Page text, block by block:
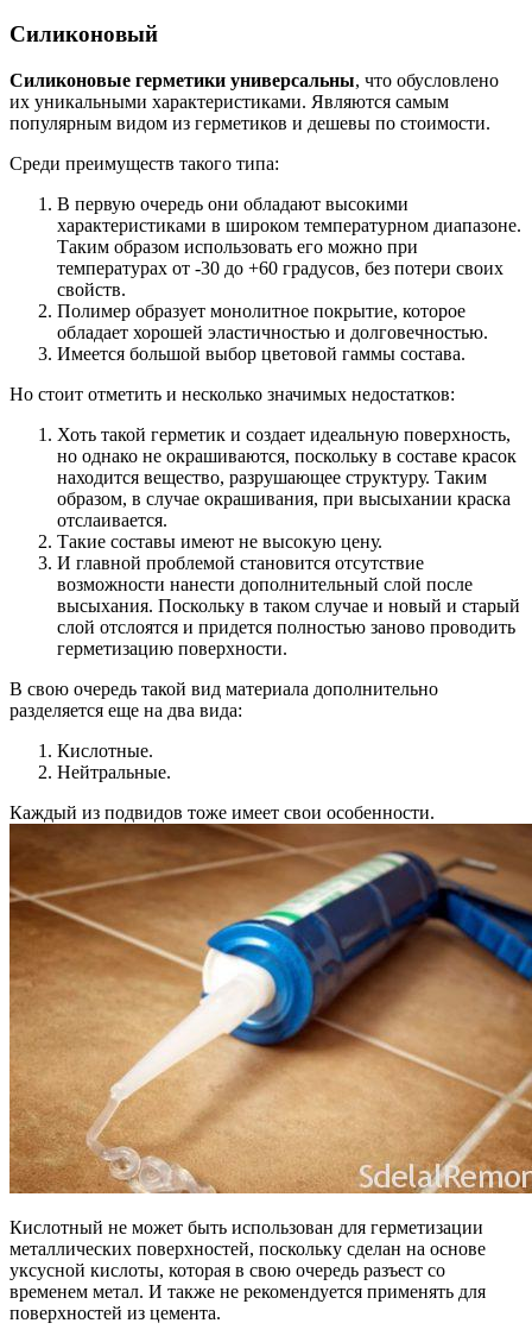
Силиконовый
Силиконовые герметики универсальны, что обусловлено
их уникальными характеристиками. Являются самым
популярным видом из герметиков и дешевы по стоимости.
Среди преимуществ такого типа:
В первую очередь они обладают высокими
характеристиками в широком температурном диапазоне.
Таким образом использовать его можно при
температурах от -30 до +60 градусов, без потери своих
свойств.
Полимер образует монолитное покрытие, которое
обладает хорошей эластичностью и долговечностью.
Имеется большой выбор цветовой гаммы состава.
Но стоит отметить и несколько значимых недостатков:
Хоть такой герметик и создает идеальную поверхность,
но однако не окрашиваются, поскольку в составе красок
находится вещество, разрушающее структуру. Таким
образом, в случае окрашивания, при высыхании краска
отслаивается.
Такие составы имеют не высокую цену.
И главной проблемой становится отсутствие
возможности нанести дополнительный слой после
высыхания. Поскольку в таком случае и новый и старый
слой отслоятся и придется полностью заново проводить
герметизацию поверхности.
В свою очередь такой вид материала дополнительно
разделяется еще на два вида:
Кислотные.
Нейтральные.
Каждый из подвидов тоже имеет свои особенности.
Кислотный не может быть использован для герметизации
металлических поверхностей, поскольку сделан на основе
уксусной кислоты, которая в свою очередь разъест со
временем метал. И также не рекомендуется применять для
поверхностей из цемента.